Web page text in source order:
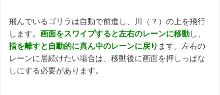
飛んでいるゴリラは自動で前進し、川（？）の上を飛行
します。画面をスワイプすると左右のレーンに移動し、
指を離すと自動的に真ん中のレーンに戻り ます。左右の
レーンに居続けたい場合は、移動後に画面を押しっぱな
しにする必要があります。